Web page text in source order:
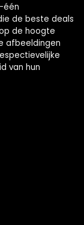
één
de beste deals
de hoogte
afbeeldingen
van hun